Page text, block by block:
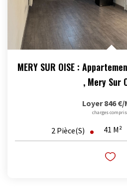
MERY SUR OISE :
, Mery Sur
Loyer 846 €/
charges
2 Pièce(s) 41 M²